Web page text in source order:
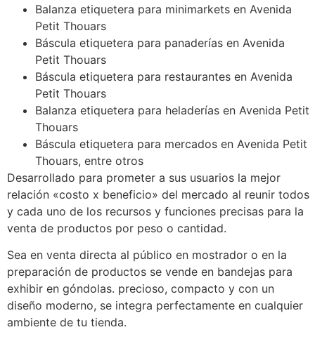
Balanza etiquetera para minimarkets en Avenida
Petit Thouars
Báscula etiquetera para panaderías en Avenida
Petit Thouars
Báscula etiquetera para restaurantes en Avenida
Petit Thouars
Balanza etiquetera para heladerías en Avenida Petit
Thouars
Báscula etiquetera para mercados en Avenida Petit
Thouars, entre otros
Desarrollado para prometer a sus usuarios la mejor
relación «costo x beneficio» del mercado al reunir todos
y cada uno de los recursos y funciones precisas para la
venta de productos por peso o cantidad.
Sea en venta directa al público en mostrador o en la
preparación de productos se vende en bandejas para
exhibir en góndolas. precioso, compacto y con un
diseño moderno, se integra perfectamente en cualquier
ambiente de tu tienda.